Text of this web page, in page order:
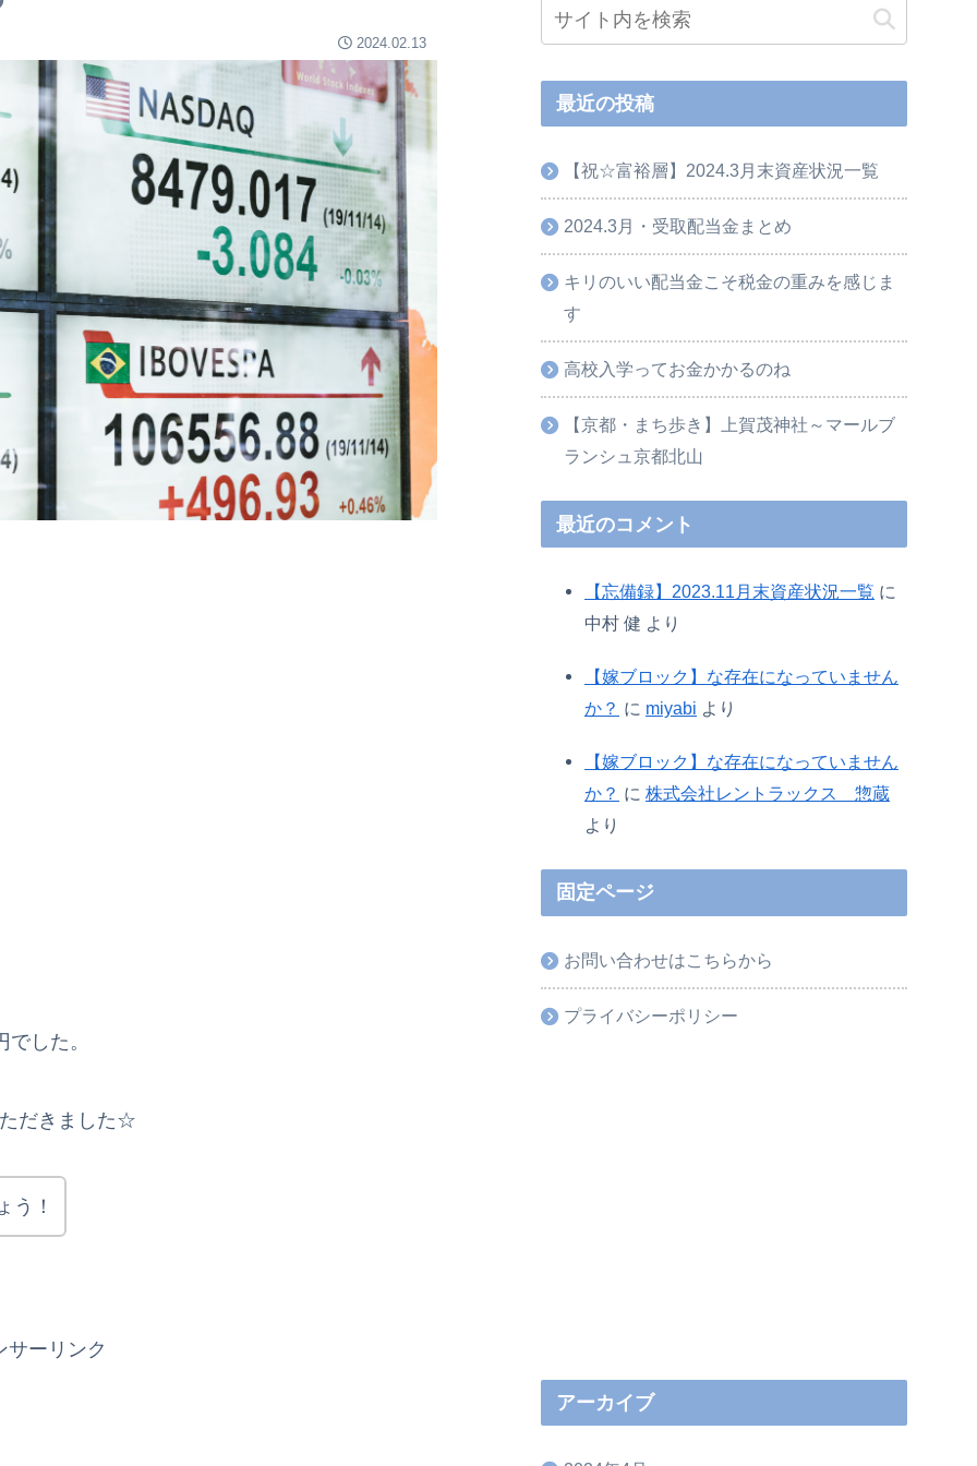
2024.02.13
した。
だきました☆
う！
サーリンク
最近の投稿
【祝☆富裕層】2024.3月末資産状況一覧
2024.3月・受取配当金まとめ
キリのいい配当金こそ税金の重みを感じま
す
高校入学ってお金かかるのね
【京都・まち歩き】上賀茂神社～マールブ
ランシュ京都北山
最近のコメント
【忘備録】2023.11月末資産状況一覧 に
中村 健 より
【嫁ブロック】な存在になっていません
か？ に miyabi より
【嫁ブロック】な存在になっていません
か？ に 株式会社レントラックス 惣蔵
より
固定ページ
お問い合わせはこちらから
プライバシーポリシー
アーカイブ